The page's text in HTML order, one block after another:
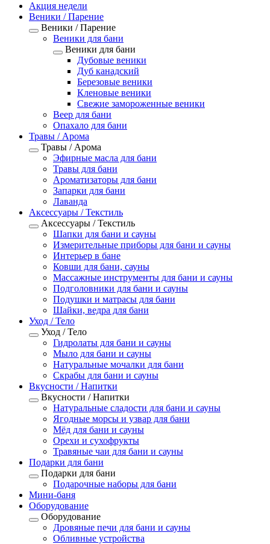
Акция недели
Веники / Парение
Веники / Парение
Веники для бани
Веники для бани
Дубовые веники
Дуб канадский
Березовые веники
Кленовые веники
Свежие замороженные веники
Веер для бани
Опахало для бани
Травы / Арома
Травы / Арома
Эфирные масла для бани
Травы для бани
Ароматизаторы для бани
Запарки для бани
Лаванда
Аксессуары / Текстиль
Аксессуары / Текстиль
Шапки для бани и сауны
Измерительные приборы для бани и сауны
Интерьер в бане
Ковши для бани, сауны
Массажные инструменты для бани и сауны
Подголовники для бани и сауны
Подушки и матрасы для бани
Шайки, ведра для бани
Уход / Тело
Уход / Тело
Гидролаты для бани и сауны
Мыло для бани и сауны
Натуральные мочалки для бани
Скрабы для бани и сауны
Вкусности / Напитки
Вкусности / Напитки
Натуральные сладости для бани и сауны
Ягодные морсы и узвар для бани
Мёд для бани и сауны
Орехи и сухофрукты
Травяные чаи для бани и сауны
Подарки для бани
Подарки для бани
Подарочные наборы для бани
Мини-баня
Оборудование
Оборудование
Дровяные печи для бани и сауны
Обливные устройства